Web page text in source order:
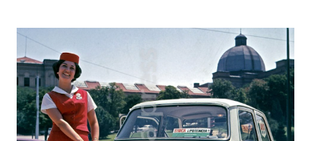
el suceso bochornoso del Informe PISA 2026 (que son las
pruebas diagnósticas que se pasan al alumnado de 4º curso
de la Educación Secundaria). El informe de la OCDE
denuncia la exención de alumnos catalanes para pasar la
prueba tan elevada: un 23,2% del alumnado de Cataluña fue
"dispensado" de hacer los exámenes. Y hay que decir que el